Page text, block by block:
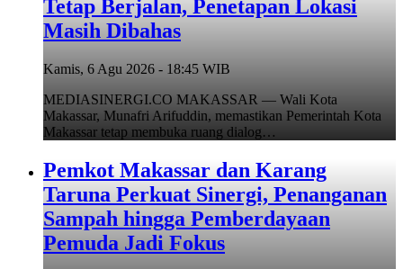
Tetap Berjalan, Penetapan Lokasi
Masih Dibahas
Kamis, 6 Agu 2026 - 18:45 WIB
MEDIASINERGI.CO MAKASSAR — Wali Kota
Makassar, Munafri Arifuddin, memastikan Pemerintah Kota
Makassar tetap membuka ruang dialog…
Pemkot Makassar dan Karang
Taruna Perkuat Sinergi, Penanganan
Sampah hingga Pemberdayaan
Pemuda Jadi Fokus